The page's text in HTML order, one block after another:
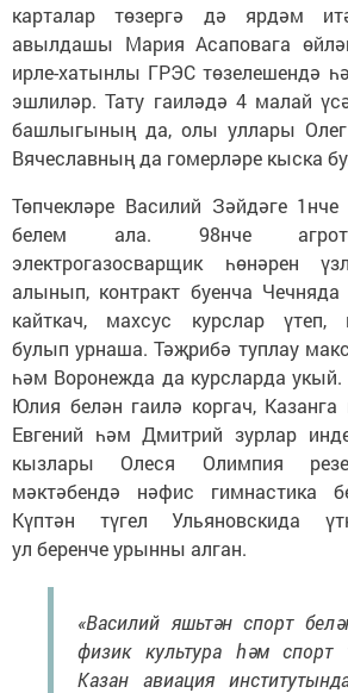
карталар төзергә дә ярдәм
авылдашы Мария Асаповага
ирле-хатынлы ГРЭС төзелешендә
эшлиләр. Тату гаиләдә 4 малай
башлыгының да, олы уллары
Вячеславның да гомерләре кыска
Төпчекләре Василий Зәйдәге 1нче
белем ала. 98нче
электрогазосварщик һөнәрен
алынып, контракт буенча
кайткач, махсус курслар үтеп,
булып урнаша. Тәҗрибә туплау
һәм Воронежда да курсларда
Юлия белән гаилә коргач, Казанга
Евгений һәм Дмитрий зурлар
кызлары Олеся Олимпия
мәктәбендә нәфис гимнастика
Күптән түгел Ульяновскида
ул беренче урынны алган.
«Василий яшьтән спорт
физик культура һәм спорт
Казан авиация